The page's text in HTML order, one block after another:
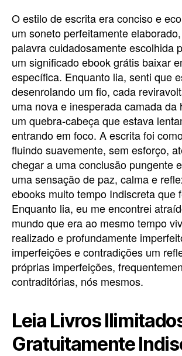
O estilo de escrita era conciso e
um soneto perfeitamente
palavra cuidadosamente escolhida
um significado ebook grátis baixar
específica. Enquanto lia, senti que
desenrolando um fio, cada
uma nova e inesperada camada da
um quebra-cabeça que estava
entrando em foco. A escrita foi
fluindo suavemente, sem esforço,
chegar a uma conclusão pungente
uma sensação de paz, calma e
ebooks muito tempo Indiscreta que
Enquanto lia, eu me encontrei
mundo que era ao mesmo tempo
realizado e profundamente
imperfeições e contradições um
próprias imperfeições,
contraditórias, nós mesmos.
Leia Livros
Gratuitamente